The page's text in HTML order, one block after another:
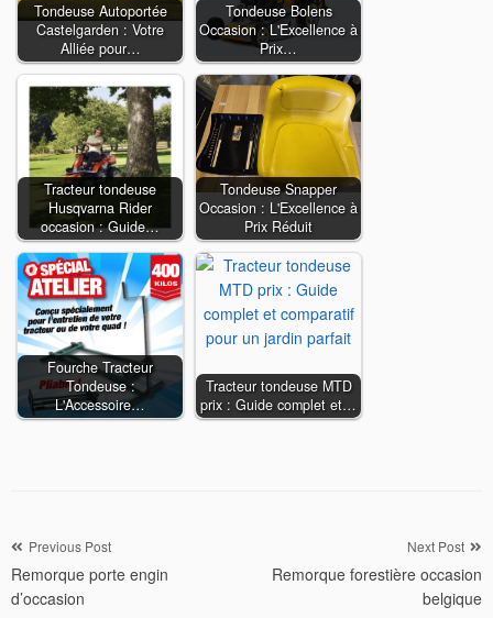
Tondeuse Autoportée
Castelgarden : Votre
Alliée pour…
Tondeuse Bolens
Occasion : L'Excellence à
Prix…
Tracteur tondeuse
Husqvarna Rider
occasion : Guide…
Tondeuse Snapper
Occasion : L'Excellence à
Prix Réduit
Fourche Tracteur
Tondeuse :
L'Accessoire…
Tracteur tondeuse MTD
prix : Guide complet et…
Navigation
de
l’article
Previous Post
Remorque porte engin
d’occasion
Next Post
Remorque forestière occasion
belgique